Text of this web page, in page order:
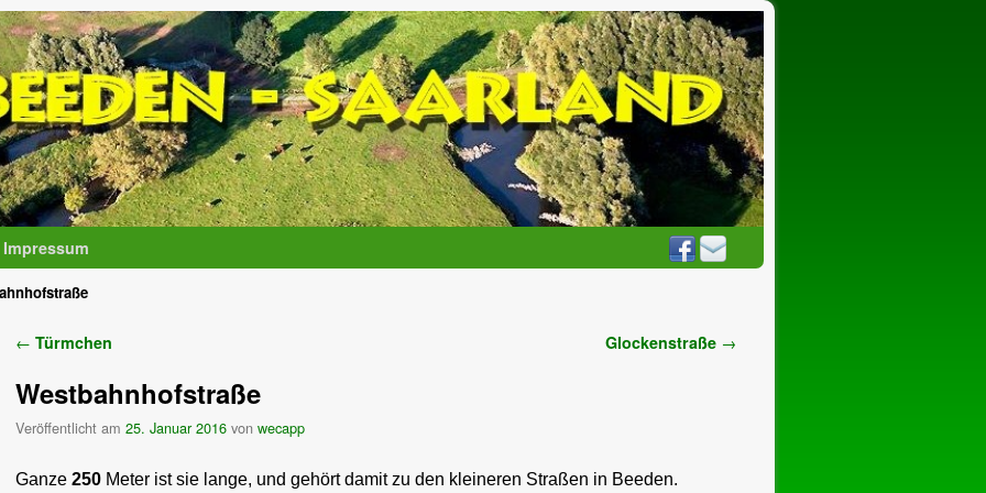
Impressum
Artikelnavigation
← Türmchen Glockenstraße →
Westbahnhofstraße
Veröffentlicht am 25. Januar 2016 von wecapp
Ganze 250 Meter ist sie lange, und gehört damit zu den kleineren Straßen in Beeden.